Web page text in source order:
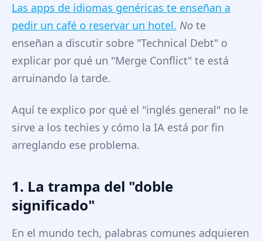
Las apps de idiomas genéricas te enseñan a
pedir un café o reservar un hotel. No te
enseñan a discutir sobre "Technical Debt" o
explicar por qué un "Merge Conflict" te está
arruinando la tarde.
Aquí te explico por qué el "inglés general" no le
sirve a los techies y cómo la IA está por fin
arreglando ese problema.
1. La trampa del "doble
significado"
En el mundo tech, palabras comunes adquieren